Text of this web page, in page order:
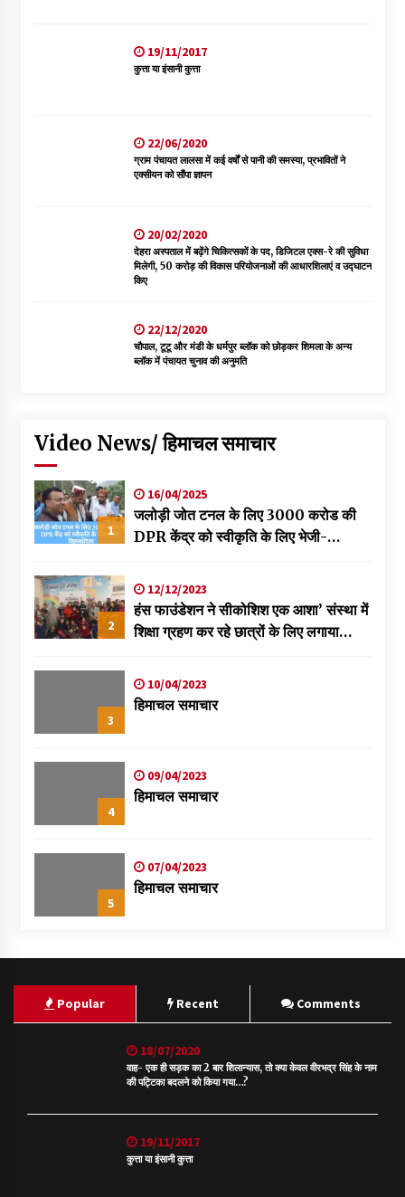
19/11/2017
कुत्ता या इंसानी कुत्ता
22/06/2020
ग्राम पंचायत लालसा में कई वर्षों से पानी की समस्या, प्रभावितों ने
एक्सीयन को सौंपा ज्ञापन
20/02/2020
देहरा अस्पताल में बढ़ेंगे चिकित्सकों के पद, डिजिटल एक्स-रे की सुविधा
मिलेगी, 50 करोड़ की विकास परियोजनाओं की आधारशिलाएं व उद्घाटन
किए
22/12/2020
चौपाल, टूटू और मंडी के धर्मपुर ब्लॉक को छोड़कर शिमला के अन्य
ब्लॉक में पंचायत चुनाव की अनुमति
Video News/ हिमाचल समाचार
1
16/04/2025
जलोड़ी जोत टनल के लिए 3000 करोड की
DPR केंद्र को स्वीकृति के लिए भेजी-
2
12/12/2023
हंस फाउंडेशन ने सीकोशिश एक आशा’ संस्था में
शिक्षा ग्रहण कर रहे छात्रों के लिए लगाया
3
10/04/2023
हिमाचल समाचार
4
09/04/2023
हिमाचल समाचार
5
07/04/2023
हिमाचल समाचार
Popular Recent Comments
18/07/2020
वाह- एक ही सड़क का 2 बार शिलान्यास, तो क्या केवल वीरभद्र सिंह के नाम
की पट्टिका बदलने को किया गया…?
19/11/2017
कुत्ता या इंसानी कुत्ता